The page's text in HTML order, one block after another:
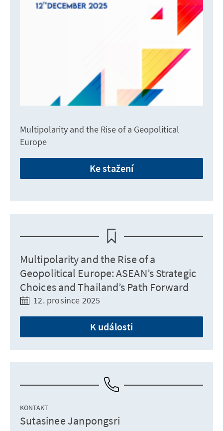
Multipolarity and the Rise of a Geopolitical
Europe
Ke stažení
Multipolarity and the Rise of a
Geopolitical Europe: ASEAN’s Strategic
Choices and Thailand’s Path Forward
12. prosince 2025
K události
KONTAKT
Sutasinee Janpongsri